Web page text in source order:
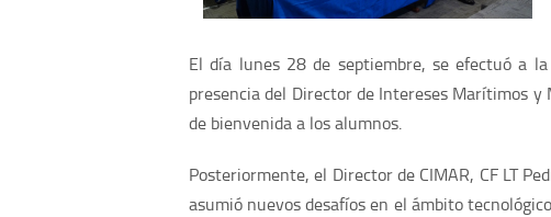
El día lunes 28 de septiembre, se efectuó a
presencia del Director de Intereses Marítimos
de bienvenida a los alumnos.
Posteriormente, el Director de CIMAR, CF LT
asumió nuevos desafíos en el ámbito